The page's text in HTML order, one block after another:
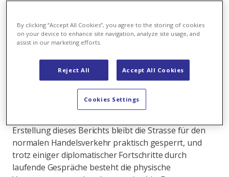
Im vergangenen Monat reagierten die europäischen
Energiemärkte weiterhin äusserst sensibel auf
Deeskalation des Nahostkonfliktes und der
Wiederöffnung der Strasse von Hormus. Die
Auswirkungen reichen weit über die Energiemärkte
hinaus und betreffen den globalen Rohstoffhandel
Erstellung dieses Berichts bleibt die Strasse für den
normalen Handelsverkehr praktisch gesperrt, und
trotz einiger diplomatischer Fortschritte durch
laufende Gespräche besteht die physische
By clicking “Accept All Cookies”, you agree to the storing of cookies
on your device to enhance site navigation, analyze site usage, and
assist in our marketing efforts.
Reject All Accept All Cookies
Cookies Settings